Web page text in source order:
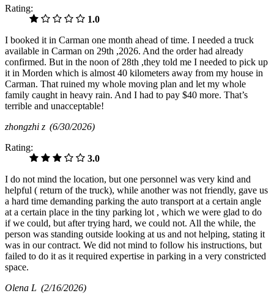
Rating:
1.0
I booked it in Carman one month ahead of time. I needed a truck
available in Carman on 29th ,2026. And the order had already
confirmed. But in the noon of 28th ,they told me I needed to pick up
it in Morden which is almost 40 kilometers away from my house in
Carman. That ruined my whole moving plan and let my whole
family caught in heavy rain. And I had to pay $40 more. That’s
terrible and unacceptable!
zhongzhi z (6/30/2026)
Rating:
3.0
I do not mind the location, but one personnel was very kind and
helpful ( return of the truck), while another was not friendly, gave us
a hard time demanding parking the auto transport at a certain angle
at a certain place in the tiny parking lot , which we were glad to do
if we could, but after trying hard, we could not. All the while, the
person was standing outside looking at us and not helping, stating it
was in our contract. We did not mind to follow his instructions, but
failed to do it as it required expertise in parking in a very constricted
space.
Olena L (2/16/2026)